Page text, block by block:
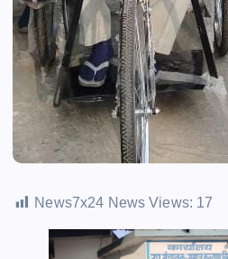
News7x24 News Views: 17